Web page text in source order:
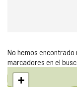
No hemos
marcadores en el
Saltar
mapa
+